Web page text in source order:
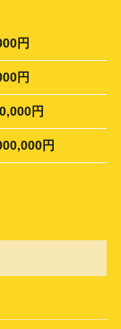
円
円
円
円